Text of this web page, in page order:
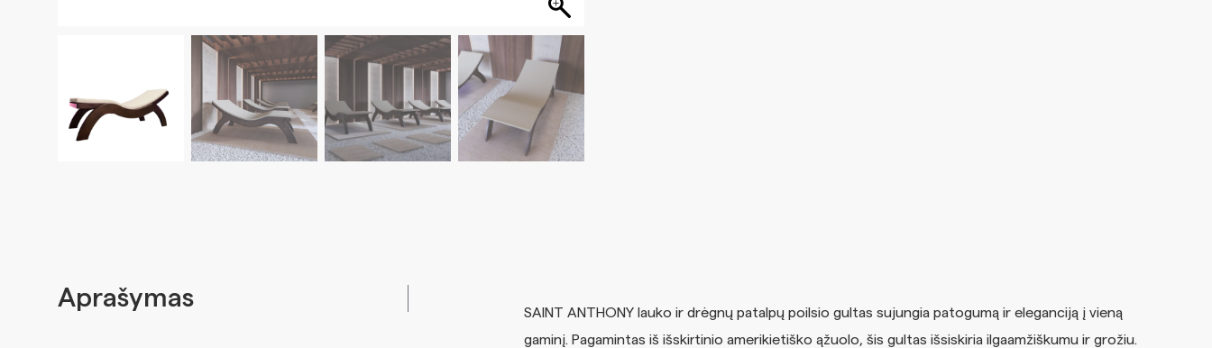
Aprašymas
SAINT ANTHONY lauko ir drėgnų patalpų poilsio gultas sujungia patogumą ir eleganciją į vieną
gaminį. Pagamintas iš išskirtinio amerikietiško ąžuolo, šis gultas išsiskiria ilgaamžiškumu ir grožiu.